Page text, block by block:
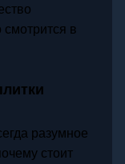
в
разумное
стоит